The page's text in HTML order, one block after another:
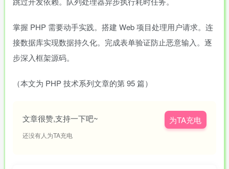
掌握 PHP 需要动手实践。搭建 Web 项目处理用户请求。连
接数据库实现数据持久化。完成表单验证防止恶意输入。逐
步深入框架源码。
（本文为 PHP 技术系列文章的第 95 篇）
文章很赞,支持一下吧~
还没有人为TA充电
为TA充电